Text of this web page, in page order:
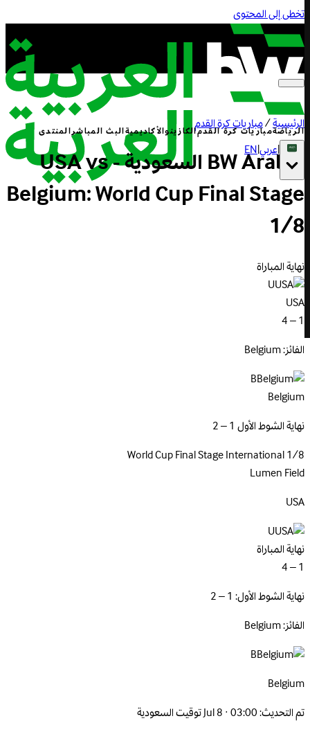
تخطى إلى المحتوى
الرياضةمباريات كرة القدمالكازينوالأكاديميةالبث المباشرالمنتدى
|عربي|
EN
الرئيسية/مباريات كرة القدم
BW Arabia السعودية - USA vs
Belgium: World Cup Final Stage
1/8
نهاية المباراة
U
USA
1 – 4
الفائز: Belgium
B
Belgium
نهاية الشوط الأول 1 – 2
World Cup Final StageInternational1/8
Lumen Field
USA
U
نهاية المباراة
1 – 4
نهاية الشوط الأول: 1 – 2
الفائز: Belgium
B
Belgium
تم التحديث:Jul 8 · 03:00 توقيت السعودية